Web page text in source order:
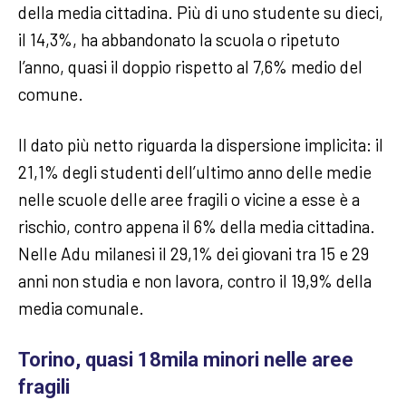
della media cittadina. Più di uno studente su dieci,
il 14,3%, ha abbandonato la scuola o ripetuto
l’anno, quasi il doppio rispetto al 7,6% medio del
comune.
Il dato più netto riguarda la dispersione implicita: il
21,1% degli studenti dell’ultimo anno delle medie
nelle scuole delle aree fragili o vicine a esse è a
rischio, contro appena il 6% della media cittadina.
Nelle Adu milanesi il 29,1% dei giovani tra 15 e 29
anni non studia e non lavora, contro il 19,9% della
media comunale.
Torino, quasi 18mila minori nelle aree
fragili